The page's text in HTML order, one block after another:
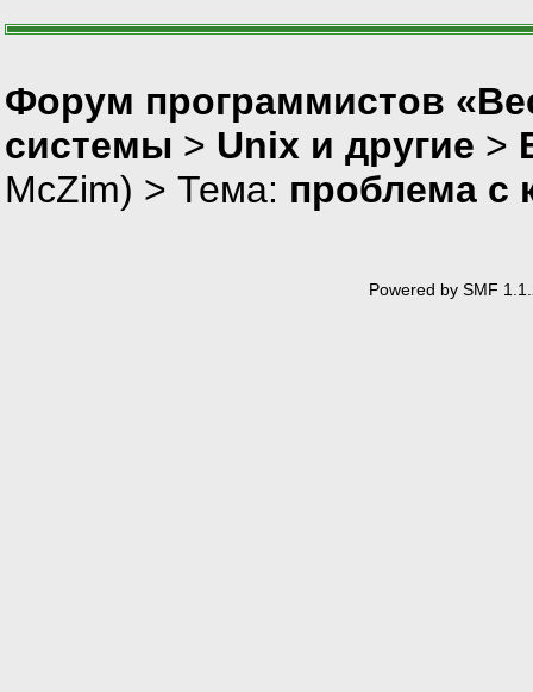
Форум программистов
системы > Unix и другие >
McZim) > Тема: проблема с
Powered by SMF